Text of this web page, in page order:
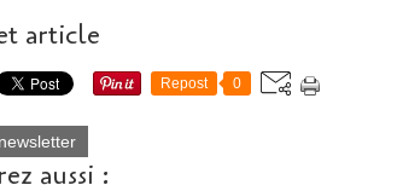
article
Repost 0
aussi :